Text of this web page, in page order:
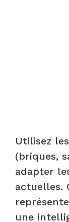
Utilisez
(briques,
adapter
actuelles.
une